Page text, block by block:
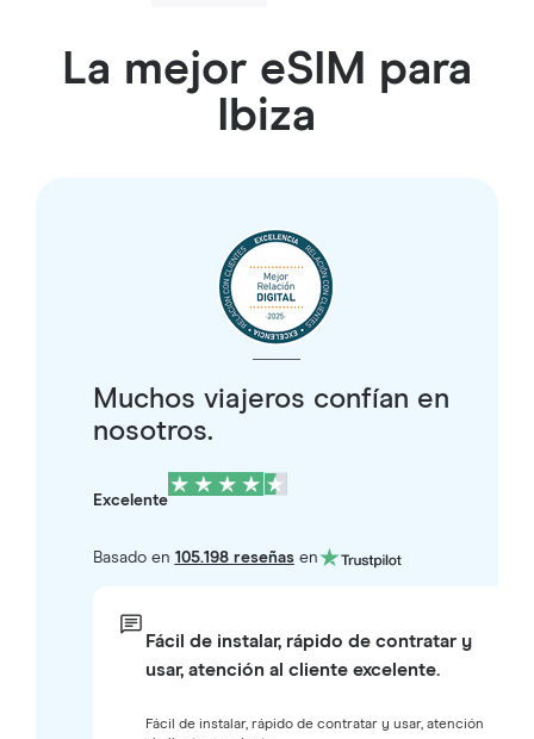
La mejor eSIM para
Ibiza
Muchos viajeros confían en
nosotros.
Excelente
Basado en 105.198 reseñasen
Fácil de instalar, rápido de contratar y
usar, atención al cliente excelente.
Fácil de instalar, rápido de contratar y usar, atención